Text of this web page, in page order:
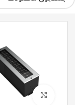
خانه روشنایی خارجی
بزرگ نمایی